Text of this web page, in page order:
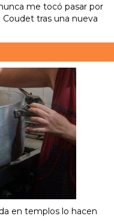
me tocó pasar por
tras una nueva
en templos lo hacen